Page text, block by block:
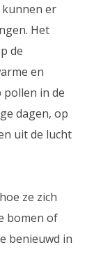
er
Het
de
en
pollen in de
dagen, op
uit de lucht
ze zich
bomen of
benieuwd in